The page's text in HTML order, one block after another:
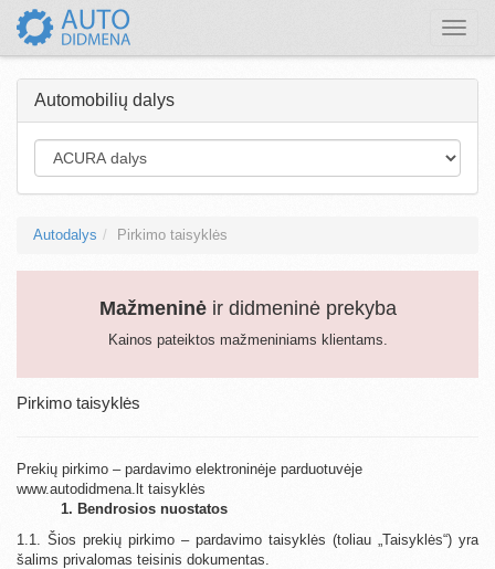
Toggle
Automobilių dalys
Autodalys Pirkimo taisyklės
Mažmeninėir didmeninė prekyba
Kainos pateiktos mažmeniniams klientams.
Pirkimo taisyklės
Prekių pirkimo – pardavimo elektroninėje parduotuvėje
www.autodidmena.lt taisyklės
1. Bendrosios nuostatos
1.1. Šios prekių pirkimo – pardavimo taisyklės (toliau „Taisyklės“) yra
šalims privalomas teisinis dokumentas.